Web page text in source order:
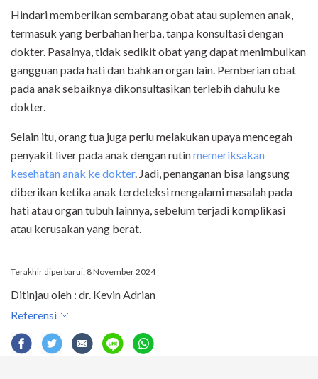
Hindari memberikan sembarang obat atau suplemen anak,
termasuk yang berbahan herba, tanpa konsultasi dengan
dokter. Pasalnya, tidak sedikit obat yang dapat menimbulkan
gangguan pada hati dan bahkan organ lain. Pemberian obat
pada anak sebaiknya dikonsultasikan terlebih dahulu ke
dokter.
Selain itu, orang tua juga perlu melakukan upaya mencegah
penyakit liver pada anak dengan rutinmemeriksakan
kesehatan anak ke dokter. Jadi, penanganan bisa langsung
diberikan ketika anak terdeteksi mengalami masalah pada
hati atau organ tubuh lainnya, sebelum terjadi komplikasi
atau kerusakan yang berat.
Terakhir diperbarui: 8 November 2024